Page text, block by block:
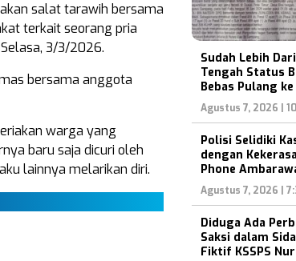
salat tarawih bersama
terkait seorang pria
3/3/2026.
bersama anggota
warga yang
baru saja dicuri oleh
lainnya melarikan diri.
Sudah Lebih
Tengah Status
Bebas Pulang
Agustus 7, 2026 |
Polisi Selidiki
dengan
Phone
Agustus 7, 2026 |
Diduga Ada
Saksi dalam
Fiktif KSSPS